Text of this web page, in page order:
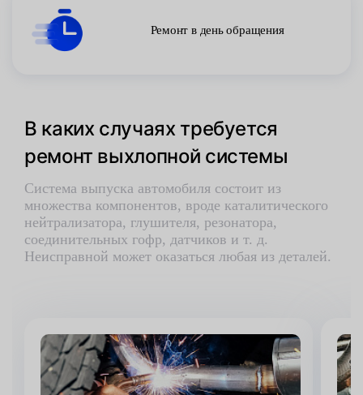
Ремонт в день обращения
В каких случаях требуется
ремонт выхлопной системы
Система выпуска автомобиля состоит из
множества компонентов, вроде каталитического
нейтрализатора, глушителя, резонатора,
соединительных гофр, датчиков и т. д.
Неисправной может оказаться любая из деталей.